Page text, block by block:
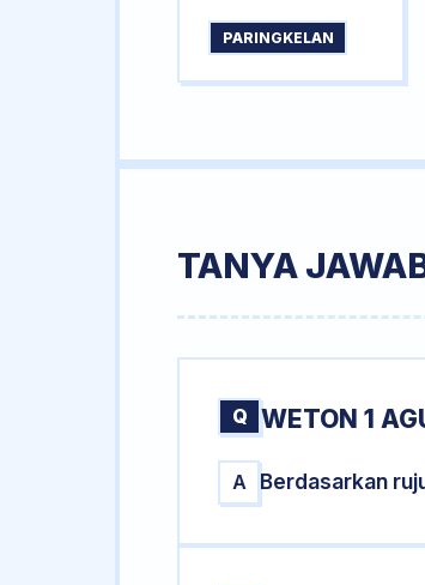
PARINGKELAN
TANYA
Q WETON 1
A Berdasarkan